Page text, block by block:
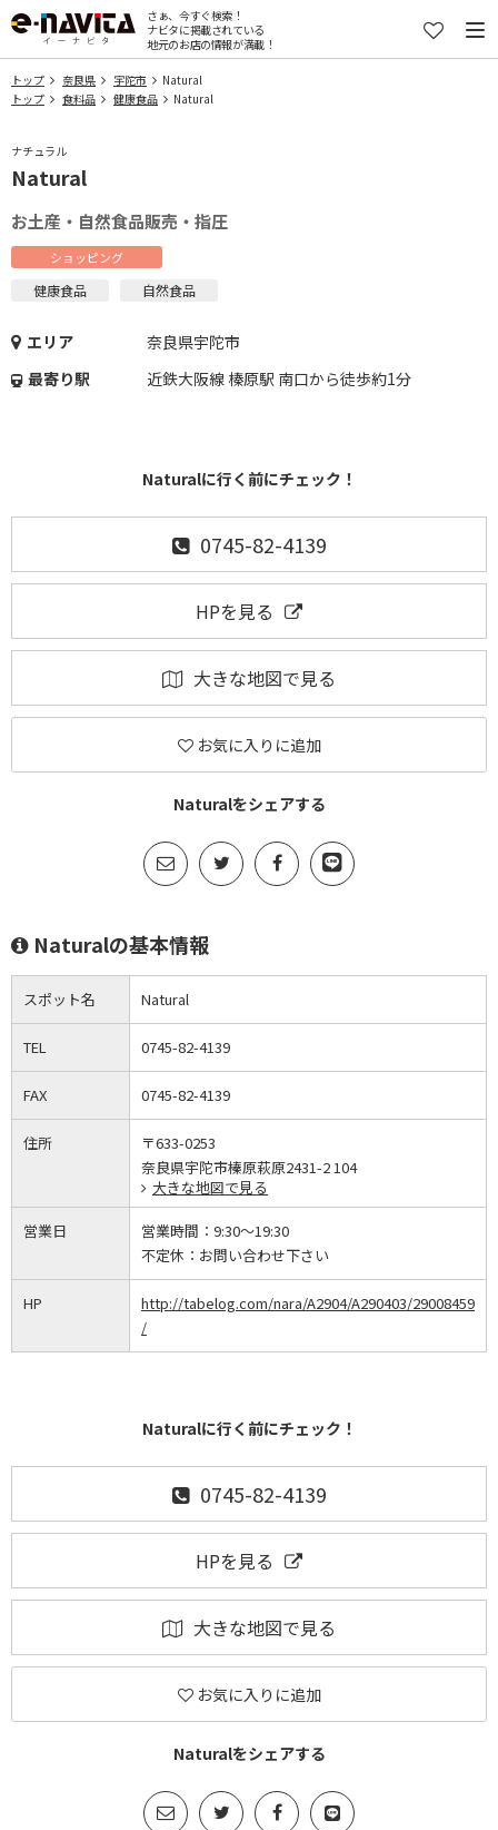
さぁ、今すぐ検索！
ナビタに掲載されている
地元のお店の情報が満載！
トップ 奈良県 宇陀市
Natural
トップ
食料品 健康食品 Natural
ナチュラル
Natural
お土産・自然食品販売・指圧
ショッピング
健康食品 自然食品
エリア
奈良県宇陀市
最寄り駅
近鉄大阪線 榛原駅 南口から徒歩約1分
Naturalに行く前にチェック！
0745-82-4139
HPを見る
大きな地図で見る
お気に入りに追加
Naturalをシェアする
Naturalの基本情報
スポット名 Natural
TEL 0745-82-4139
FAX 0745-82-4139
住所
〒633-0253
奈良県宇陀市榛原萩原2431-2 104
大きな地図で見る
営業日 営業時間： 9:30～19:30
不定休： お問い合わせ下さい
HP
http://tabelog.com/nara/A2904/A290403/29008459
/
Naturalに行く前にチェック！
0745-82-4139
HPを見る
大きな地図で見る
お気に入りに追加
Naturalをシェアする